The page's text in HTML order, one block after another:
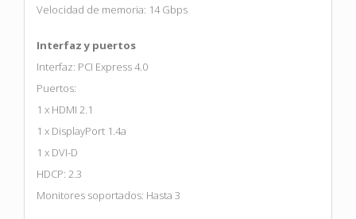
Velocidad de memoria: 14 Gbps
Interfaz y puertos
Interfaz: PCI Express 4.0
Puertos:
1 x HDMI 2.1
1 x DisplayPort 1.4a
1 x DVI-D
HDCP: 2.3
Monitores soportados: Hasta 3